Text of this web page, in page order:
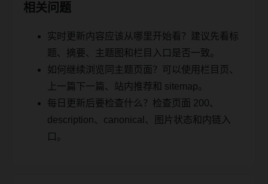
相关问题
实时更新内容应该从哪里开始看？建议先看标
题、摘要、主题图和栏目入口是否一致。
如何继续浏览同主题页面？可以使用栏目页、
上一篇下一篇、站内推荐和 sitemap。
每日更新后要检查什么？检查页面 200、
description、canonical、图片状态和内链入
口。